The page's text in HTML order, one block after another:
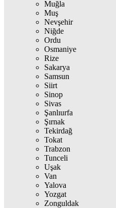
Muğla
Muş
Nevşehir
Niğde
Ordu
Osmaniye
Rize
Sakarya
Samsun
Siirt
Sinop
Sivas
Şanlıurfa
Şırnak
Tekirdağ
Tokat
Trabzon
Tunceli
Uşak
Van
Yalova
Yozgat
Zonguldak